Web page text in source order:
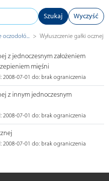
Szukaj Wyczyść
Wyłuszczenie gałki ocznej
z jednoczesnym założeniem
mięśni
2008-07-01 do: brak ograniczenia
z innym jednoczesnym
2008-07-01 do: brak ograniczenia
2008-07-01 do: brak ograniczenia